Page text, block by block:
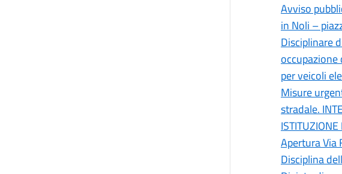
Avviso
in Noli –
Disciplinare
per veicoli
Misure
stradale.
Apertura Via
Disciplina